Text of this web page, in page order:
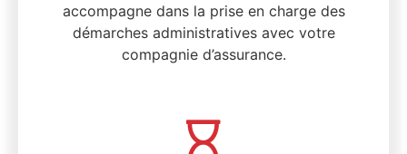
accompagne dans la prise en charge des
démarches administratives avec votre
compagnie d’assurance.